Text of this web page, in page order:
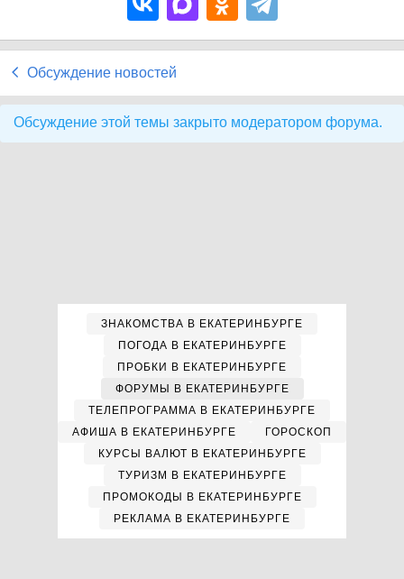
Обсуждение новостей
Обсуждение этой темы закрыто модератором форума.
ЗНАКОМСТВА В ЕКАТЕРИНБУРГЕ
ПОГОДА В ЕКАТЕРИНБУРГЕ
ПРОБКИ В ЕКАТЕРИНБУРГЕ
ФОРУМЫ В ЕКАТЕРИНБУРГЕ
ТЕЛЕПРОГРАММА В ЕКАТЕРИНБУРГЕ
АФИША В ЕКАТЕРИНБУРГЕ
ГОРОСКОП
КУРСЫ ВАЛЮТ В ЕКАТЕРИНБУРГЕ
ТУРИЗМ В ЕКАТЕРИНБУРГЕ
ПРОМОКОДЫ В ЕКАТЕРИНБУРГЕ
РЕКЛАМА В ЕКАТЕРИНБУРГЕ